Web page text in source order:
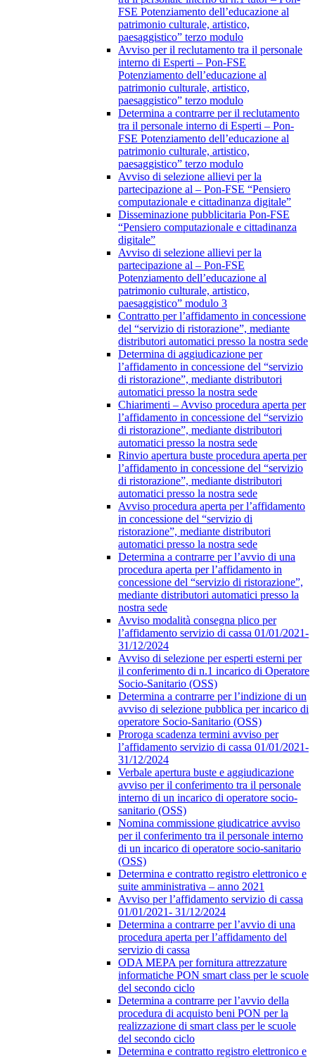
FSE Potenziamento dell’educazione al
patrimonio culturale, artistico,
paesaggistico” terzo modulo
Avviso per il reclutamento tra il personale
interno di Esperti – Pon-FSE
Potenziamento dell’educazione al
patrimonio culturale, artistico,
paesaggistico” terzo modulo
Determina a contrarre per il reclutamento
tra il personale interno di Esperti – Pon-
FSE Potenziamento dell’educazione al
patrimonio culturale, artistico,
paesaggistico” terzo modulo
Avviso di selezione allievi per la
partecipazione al – Pon-FSE “Pensiero
computazionale e cittadinanza digitale”
Disseminazione pubblicitaria Pon-FSE
“Pensiero computazionale e cittadinanza
digitale”
Avviso di selezione allievi per la
partecipazione al – Pon-FSE
Potenziamento dell’educazione al
patrimonio culturale, artistico,
paesaggistico” modulo 3
Contratto per l’affidamento in concessione
del “servizio di ristorazione”, mediante
distributori automatici presso la nostra sede
Determina di aggiudicazione per
l’affidamento in concessione del “servizio
di ristorazione”, mediante distributori
automatici presso la nostra sede
Chiarimenti – Avviso procedura aperta per
l’affidamento in concessione del “servizio
di ristorazione”, mediante distributori
automatici presso la nostra sede
Rinvio apertura buste procedura aperta per
l’affidamento in concessione del “servizio
di ristorazione”, mediante distributori
automatici presso la nostra sede
Avviso procedura aperta per l’affidamento
in concessione del “servizio di
ristorazione”, mediante distributori
automatici presso la nostra sede
Determina a contrarre per l’avvio di una
procedura aperta per l’affidamento in
concessione del “servizio di ristorazione”,
mediante distributori automatici presso la
nostra sede
Avviso modalità consegna plico per
l’affidamento servizio di cassa 01/01/2021-
31/12/2024
Avviso di selezione per esperti esterni per
il conferimento di n.1 incarico di Operatore
Socio-Sanitario (OSS)
Determina a contrarre per l’indizione di un
avviso di selezione pubblica per incarico di
operatore Socio-Sanitario (OSS)
Proroga scadenza termini avviso per
l’affidamento servizio di cassa 01/01/2021-
31/12/2024
Verbale apertura buste e aggiudicazione
avviso per il conferimento tra il personale
interno di un incarico di operatore socio-
sanitario (OSS)
Nomina commissione giudicatrice avviso
per il conferimento tra il personale interno
di un incarico di operatore socio-sanitario
(OSS)
Determina e contratto registro elettronico e
suite amministrativa – anno 2021
Avviso per l’affidamento servizio di cassa
01/01/2021- 31/12/2024
Determina a contrarre per l’avvio di una
procedura aperta per l’affidamento del
servizio di cassa
ODA MEPA per fornitura attrezzature
informatiche PON smart class per le scuole
del secondo ciclo
Determina a contrarre per l’avvio della
procedura di acquisto beni PON per la
realizzazione di smart class per le scuole
del secondo ciclo
Determina e contratto registro elettronico e